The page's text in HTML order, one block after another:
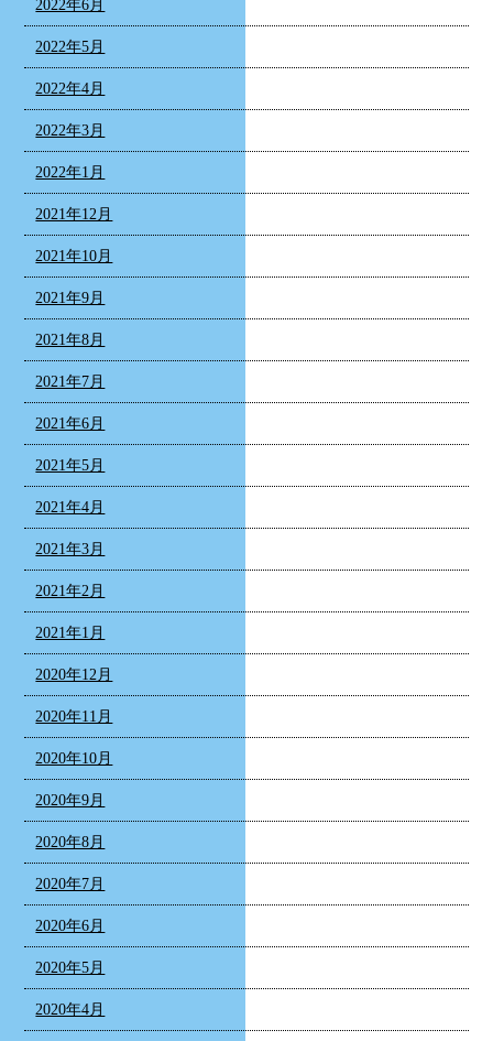
2022年6月
2022年5月
2022年4月
2022年3月
2022年1月
2021年12月
2021年10月
2021年9月
2021年8月
2021年7月
2021年6月
2021年5月
2021年4月
2021年3月
2021年2月
2021年1月
2020年12月
2020年11月
2020年10月
2020年9月
2020年8月
2020年7月
2020年6月
2020年5月
2020年4月